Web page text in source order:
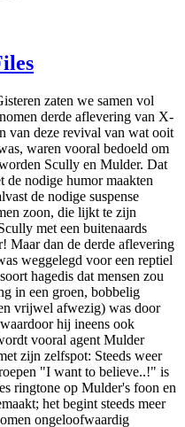
zaten we samen vol
derde aflevering van X-
van deze revival van wat ooit
waren vooral bedoeld om
Scully en Mulder. Dat
de nodige humor maakten
de nodige suspense
zoon, die lijkt te zijn
met een buitenaards
Maar dan de derde aflevering
weggelegd voor een reptiel
hagedis dat mensen zou
in een groen, bobbelig
vrijwel afwezig) was door
hij ineens ook
vooral agent Mulder
zijn zelfspot: Steeds weer
"I want to believe..!" is
ringtone op Mulder's foon en
het begint steeds meer
ongeloofwaardig